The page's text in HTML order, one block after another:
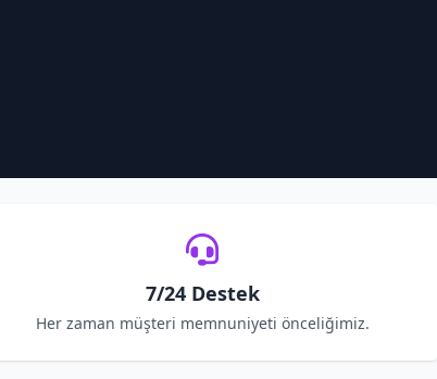
7/24 Destek
Her zaman müşteri memnuniyeti önceliğimiz.